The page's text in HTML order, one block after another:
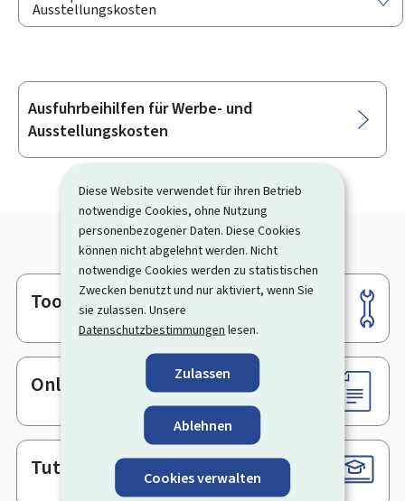
Diese Website verwendet für ihren Betrieb
notwendige Cookies, ohne Nutzung
personenbezogener Daten. Diese Cookies
können nicht abgelehnt werden. Nicht
notwendige Cookies werden zu statistischen
Zwecken benutzt und nur aktiviert, wenn Sie
sie zulassen. Unsere
Datenschutzbestimmungen lesen.
Zulassen
Ablehnen
Cookies verwalten
Ausstellungskosten
Unterrubriken
Ausfuhrbeihilfen für Werbe- und
Ausstellungskosten
Footer
Tools
Online-Dienste & Formulare
Tutorials